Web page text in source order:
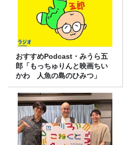
おすすめPodcast・みうら五
郎「もっちゅりんと映画ちい
かわ 人魚の島のひみつ」